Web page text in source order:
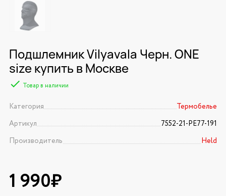
Подшлемник Vilyavala Черн. ONE
size купить в Москве
Товар в наличии
Категория
Термобелье
Артикул
7552-21-PE77-191
Производитель
Held
1 990₽